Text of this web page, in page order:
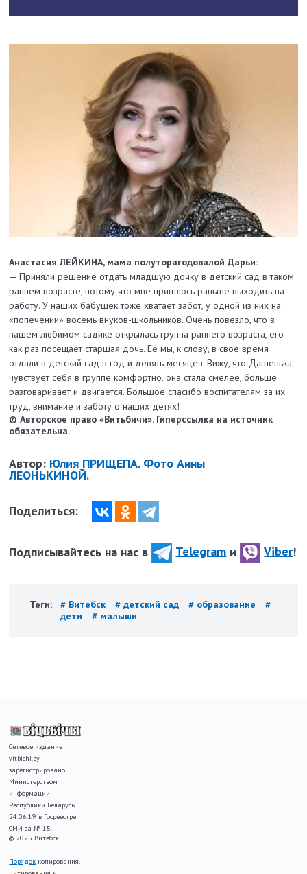
Анастасия ЛЕЙКИНА, мама полуторагодовалой Дарьи:
— Приняли решение отдать младшую дочку в детский сад в таком
раннем возрасте, потому что мне пришлось раньше выходить на
работу. У наших бабушек тоже хватает забот, у одной из них на
«попечении» восемь внуков-школьников. Очень повезло, что в
нашем любимом садике открылась группа раннего возраста, его
как раз посещает старшая дочь. Ее мы, к слову, в свое время
отдали в детский сад в год и девять месяцев. Вижу, что Дашенька
чувствует себя в группе комфортно, она стала смелее, больше
разговаривает и двигается. Большое спасибо воспитателям за их
труд, внимание и заботу о наших детях!
© Авторское право «Витьбичи». Гиперссылка на источник
обязательна.
Автор: Юлия ПРИЩЕПА. Фото Анны
ЛЕОНЬКИНОЙ.
Поделиться:
Подписывайтесь на нас в Telegram и Viber!
Теги: # Витебск # детский сад # образование
#
дети
# малыши
Сетевое издание
vitbichi.by
зарегистрировано
Министерством
информации
Республики Беларусь
24.06.19 в Госреестре
СМИ за № 15.
© 2025 Витебск
Порядок копирования,